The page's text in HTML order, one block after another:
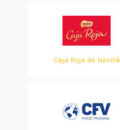
Caja Roja de Nestlé